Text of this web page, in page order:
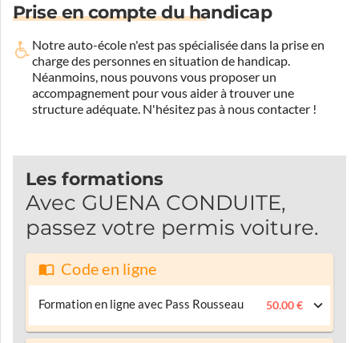
Prise en compte du handicap
Notre auto-école n'est pas spécialisée dans la prise en
charge des personnes en situation de handicap.
Néanmoins, nous pouvons vous proposer un
accompagnement pour vous aider à trouver une
structure adéquate. N'hésitez pas à nous contacter !
Les formations
Avec GUENA CONDUITE,
passez votre permis voiture.
Code en ligne
Formation en ligne avec Pass Rousseau 50.00 €